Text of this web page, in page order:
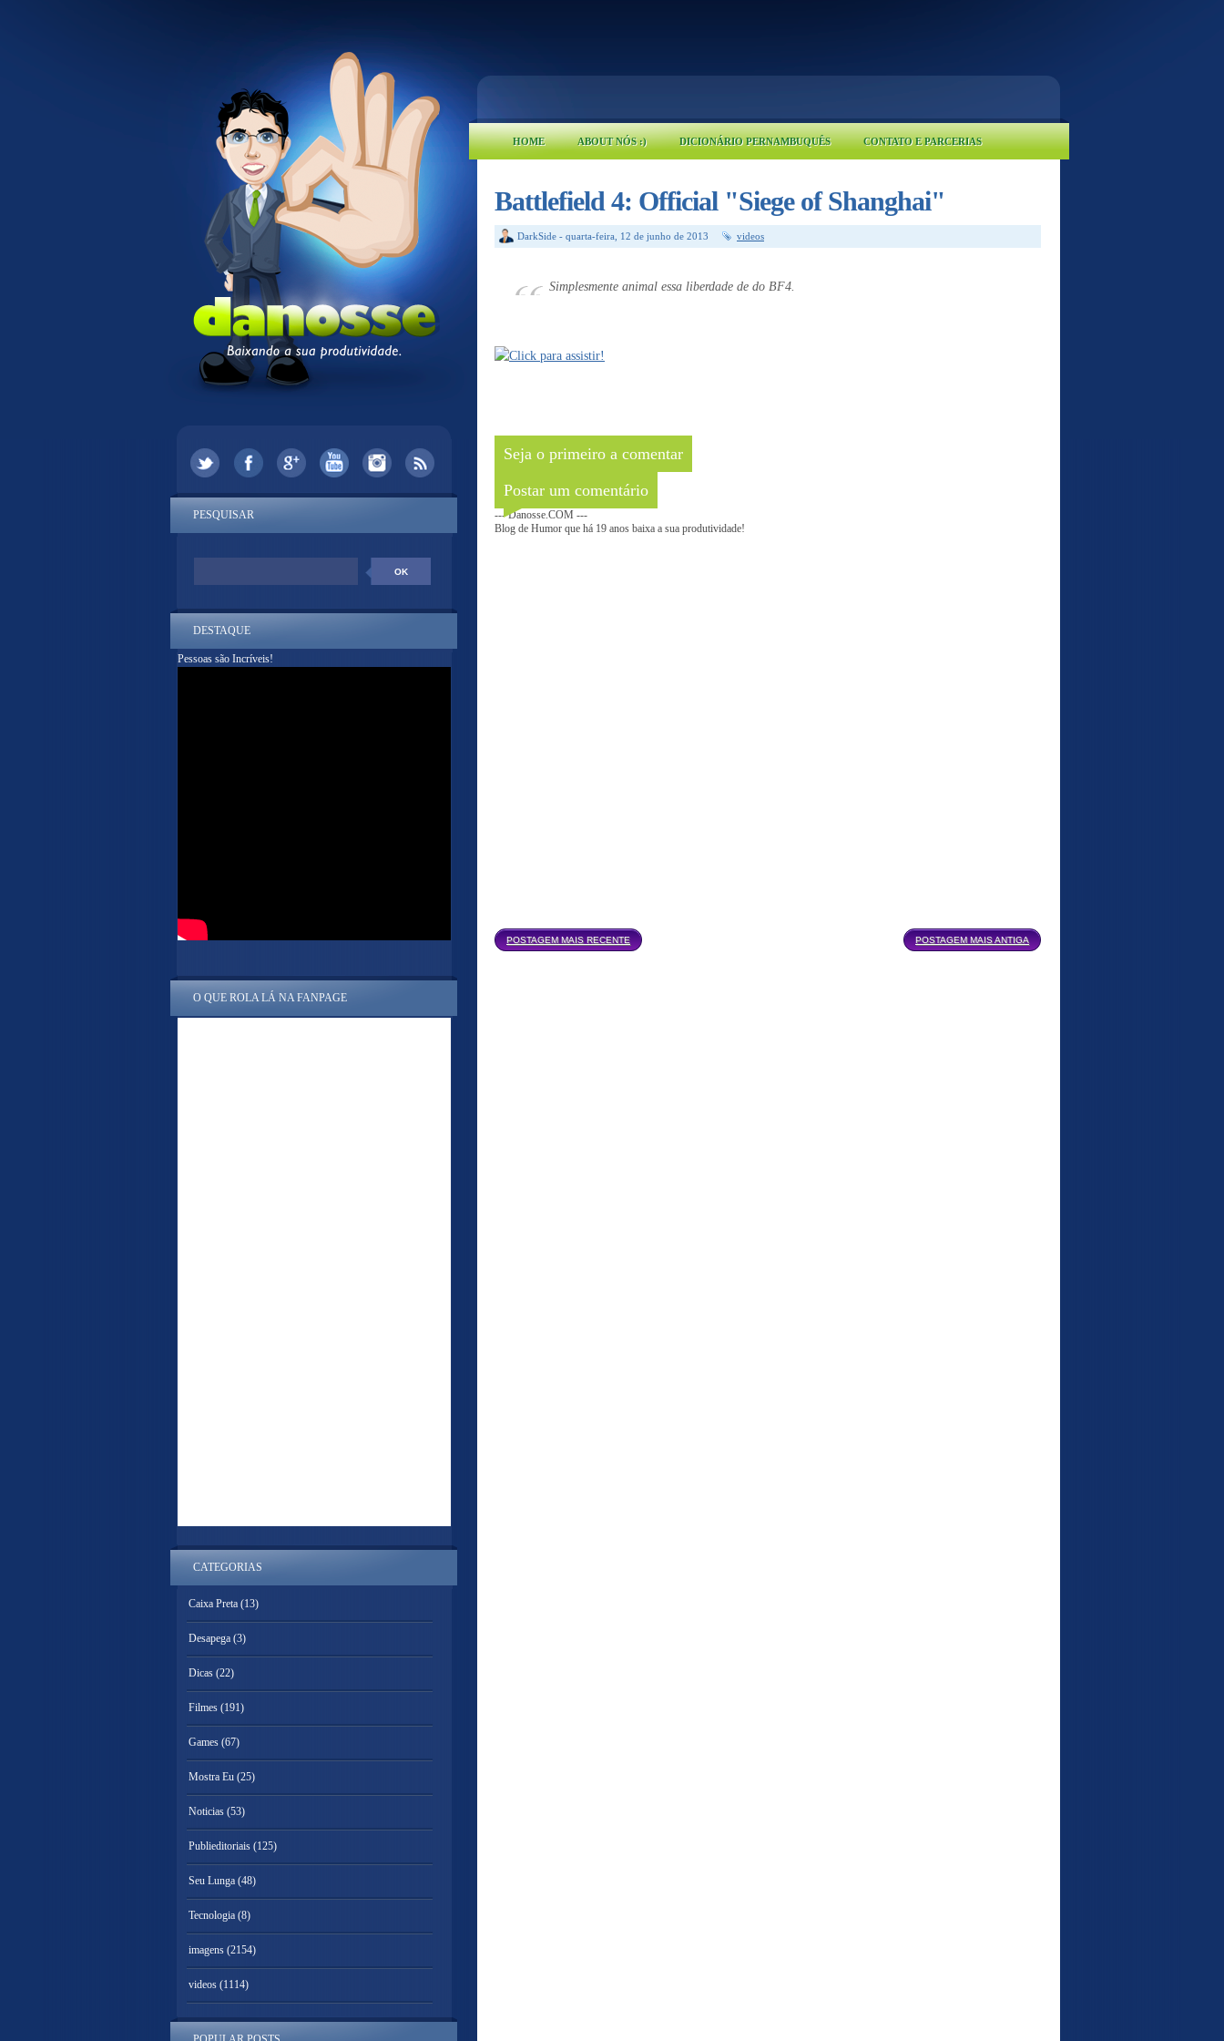
HOME ABOUT NÓS :) DICIONÁRIO PERNAMBUQUÊS CONTATO E PARCERIAS
Battlefield 4: Official "Siege of Shanghai"
DarkSide - quarta-feira, 12 de junho de 2013 videos
Simplesmente animal essa liberdade de do BF4.
Seja o primeiro a comentar
Postar um comentário
--- Danosse.COM ---
Blog de Humor que há 19 anos baixa a sua produtividade!
POSTAGEM MAIS RECENTE POSTAGEM MAIS ANTIGA
PESQUISAR
DESTAQUE
Pessoas são Incríveis!
O QUE ROLA LÁ NA FANPAGE
CATEGORIAS
Caixa Preta (13)
Desapega (3)
Dicas (22)
Filmes (191)
Games (67)
Mostra Eu (25)
Noticias (53)
Publieditoriais (125)
Seu Lunga (48)
Tecnologia (8)
imagens (2154)
videos (1114)